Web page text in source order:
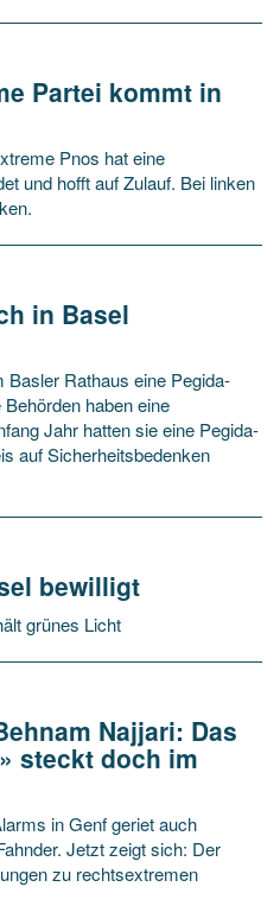
Partei kommt in
Pnos hat eine
und hofft auf Zulauf. Bei linken
in Basel
Rathaus eine Pegida-
haben eine
Jahr hatten sie eine Pegida-
auf Sicherheitsbedenken
bewilligt
grünes Licht
Najjari: Das
steckt doch im
in Genf geriet auch
Jetzt zeigt sich: Der
zu rechtsextremen